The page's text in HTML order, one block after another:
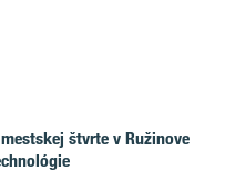
štvrte v Ružinove